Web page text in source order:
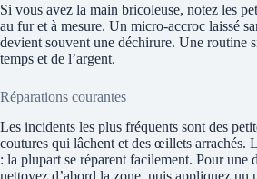
Si vous avez la main bricoleuse, notez les
au fur et à mesure. Un micro-accroc laissé
devient souvent une déchirure. Une routine
temps et de l’argent.
Réparations courantes
Les incidents les plus fréquents sont des
coutures qui lâchent et des œillets arrachés.
: la plupart se réparent facilement. Pour une
nettoyez d’abord la zone, puis appliquez un